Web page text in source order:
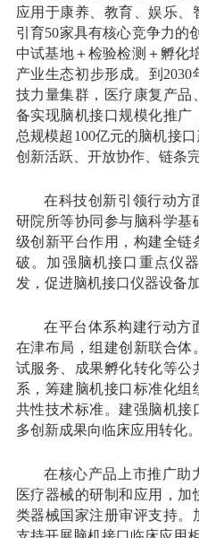
应用于康养、教育、娱乐、
引育50家具有核心竞争力的
中试基地＋检验检测＋孵化
产业生态初步形成。到
技力量集群，医疗康复产品
备实现脑机接口规模化推
总规模超100亿元的脑机接
创新活跃、开放协作、链条
在科技创新引领行动方
研院所等协同参与脑科学
级创新平台作用，构建全链
破。加强脑机接口重点仪
发，促进脑机接口仪器设备
在平台体系构建行动方
在津布局，组建创新联合体
试服务、成果孵化转化等
系，筹建脑机接口标准化组
共性技术标准。建强脑机接
多创新成果向临床应用转化。
在核心产品上市推广助
医疗器械的研制和应用，
类器械国家注册审评支持。